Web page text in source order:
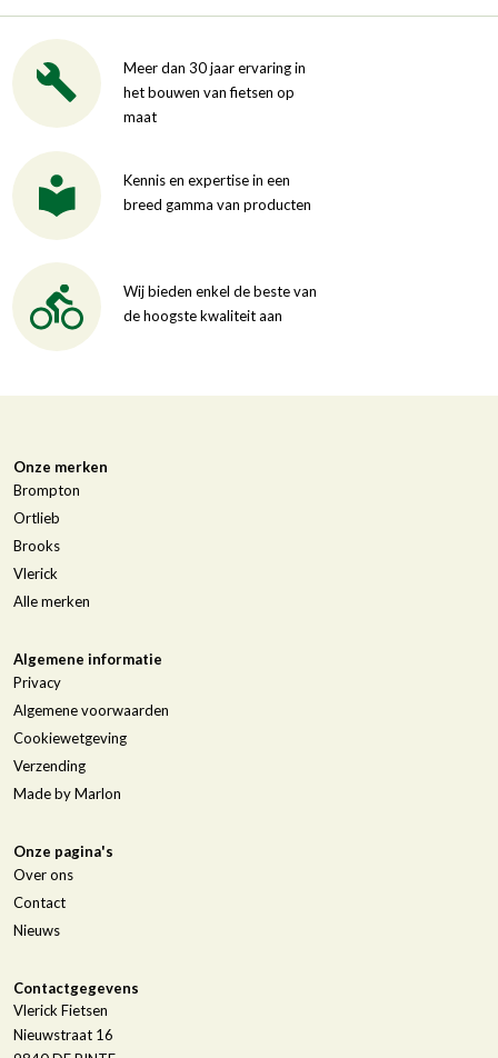
Meer dan 30 jaar ervaring in
het bouwen van fietsen op
maat
Kennis en expertise in een
breed gamma van producten
Wij bieden enkel de beste van
de hoogste kwaliteit aan
Onze merken
Brompton
Ortlieb
Brooks
Vlerick
Alle merken
Algemene informatie
Privacy
Algemene voorwaarden
Cookiewetgeving
Verzending
Made by Marlon
Onze pagina's
Over ons
Contact
Nieuws
Contactgegevens
Vlerick Fietsen
Nieuwstraat 16